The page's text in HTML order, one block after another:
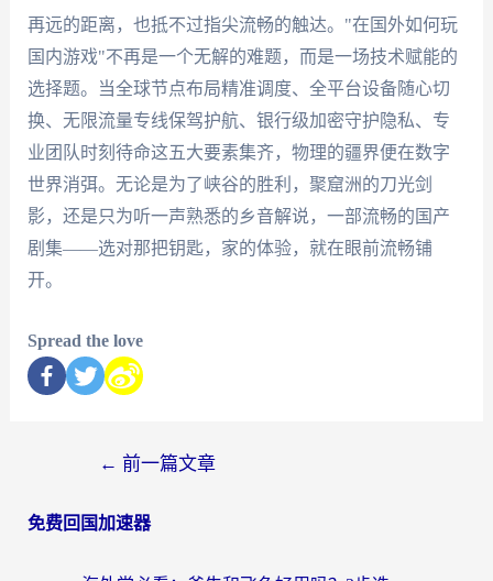
再远的距离，也抵不过指尖流畅的触达。"在国外如何玩
国内游戏"不再是一个无解的难题，而是一场技术赋能的
选择题。当全球节点布局精准调度、全平台设备随心切
换、无限流量专线保驾护航、银行级加密守护隐私、专
业团队时刻待命这五大要素集齐，物理的疆界便在数字
世界消弭。无论是为了峡谷的胜利，聚窟洲的刀光剑
影，还是只为听一声熟悉的乡音解说，一部流畅的国产
剧集——选对那把钥匙，家的体验，就在眼前流畅铺
开。
Spread the love
← 前一篇文章
免费回国加速器